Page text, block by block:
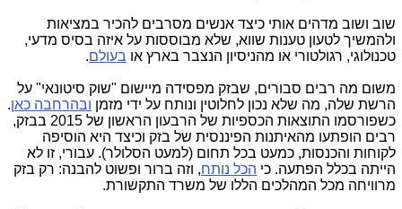
שוב ושוב מדהים אותי כיצד אנשים מסרבים להכיר במציאות
ולהמשיך לטעון טענות שווא, שלא מבוססות על איזה בסיס מדעי,
טכנולוגי, רגולטורי או מהניסיון הנצבר בארץ או בעולם.
משום מה רבים סבורים, שבזק מפסידה מיישום "שוק סיטונאי" על
הרשת שלה, מה שלא נכון לחלוטין ונותח על ידי מזמן ובהרחבה כאן.
כשפורסמו התוצאות הכספיות של הרבעון הראשון של 2015 בבזק,
רבים הופתעו מהאיתנות הפיננסית של בזק וכיצד היא הוסיפה
לקוחות והכנסות, כמעט בכל תחום (למעט הסלולר). עבורי, זו לא
הייתה בכלל הפתעה. כי הכל נותח, וזה ברור ופשוט להבנה: רק בזק
מרוויחה מכל המהלכים הללו של משרד התקשורת.